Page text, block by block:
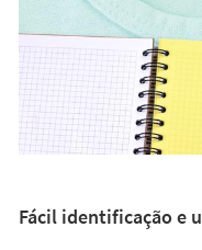
Fácil identificação e
A parte superior do
apresenta uma capa
peça, que é
com o corpo